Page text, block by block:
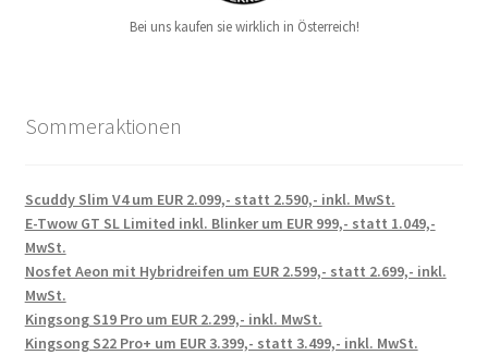
Bei uns kaufen sie wirklich in Österreich!
Sommeraktionen
Scuddy Slim V4 um EUR 2.099,- statt 2.590,- inkl. MwSt.
E-Twow GT SL Limited inkl. Blinker um EUR 999,- statt 1.049,-
MwSt.
Nosfet Aeon mit Hybridreifen um EUR 2.599,- statt 2.699,- inkl.
MwSt.
Kingsong S19 Pro um EUR 2.299,- inkl. MwSt.
Kingsong S22 Pro+ um EUR 3.399,- statt 3.499,- inkl. MwSt.